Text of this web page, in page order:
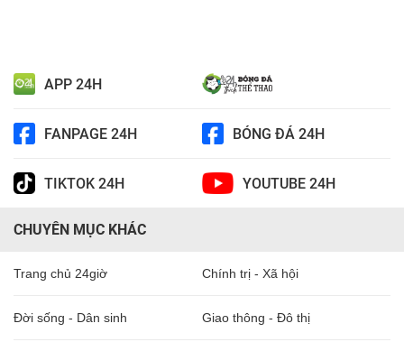
APP 24H
FANPAGE 24H BÓNG ĐÁ 24H
TIKTOK 24H YOUTUBE 24H
CHUYÊN MỤC KHÁC
Trang chủ 24giờ Chính trị - Xã hội
Đời sống - Dân sinh Giao thông - Đô thị